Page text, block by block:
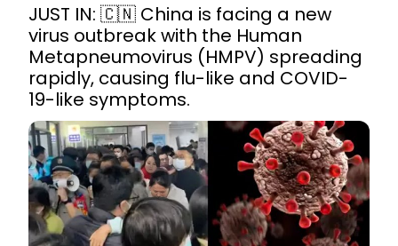
JUST IN: 🇨🇳 China is facing a new
virus outbreak with the Human
Metapneumovirus (HMPV) spreading
rapidly, causing flu-like and COVID-
19-like symptoms.